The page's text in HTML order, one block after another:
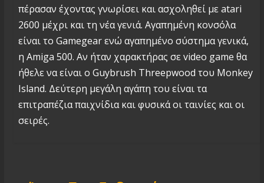
πέρασαν έχοντας γνωρίσει και ασχοληθεί με atari
2600 μέχρι και τη νέα γενιά. Αγαπημένη κονσόλα
είναι το Gamegear ενώ αγαπημένο σύστημα γενικά,
η Amiga 500. Αν ήταν χαρακτήρας σε video game θα
ήθελε να είναι ο Guybrush Threepwood του Monkey
Island. Δεύτερη μεγάλη αγάπη του είναι τα
επιτραπέζια παιχνίδια και φυσικά οι ταινίες και οι
σειρές.